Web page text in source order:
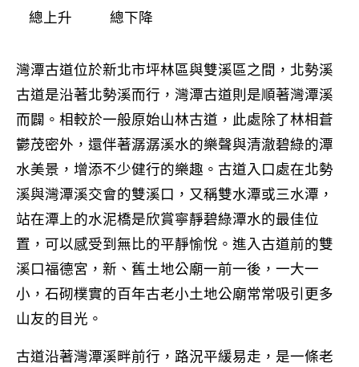
總上升 總下降
灣潭古道位於新北市坪林區與雙溪區之間，北勢溪
古道是沿著北勢溪而行，灣潭古道則是順著灣潭溪
而闢。相較於一般原始山林古道，此處除了林相蒼
鬱茂密外，還伴著潺潺溪水的樂聲與清澈碧綠的潭
水美景，增添不少健行的樂趣。古道入口處在北勢
溪與灣潭溪交會的雙溪口，又稱雙水潭或三水潭，
站在潭上的水泥橋是欣賞寧靜碧綠潭水的最佳位
置，可以感受到無比的平靜愉悅。進入古道前的雙
溪口福德宮，新、舊土地公廟一前一後，一大一
小，石砌樸實的百年古老小土地公廟常常吸引更多
山友的目光。
古道沿著灣潭溪畔前行，路況平緩易走，是一條老